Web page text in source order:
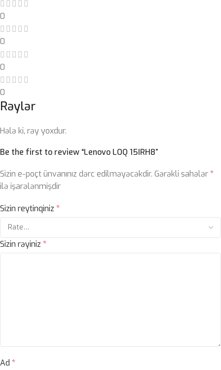
0
0
0
0
Rəylər
Hələ ki, rəy yoxdur.
Be the first to review “Lenovo LOQ 15IRH8”
Sizin e-poçt ünvanınız dərc edilməyəcəkdir. Gərəkli sahələr*
ilə işarələnmişdir
Sizin reytinqiniz *
Sizin rəyiniz *
Ad *